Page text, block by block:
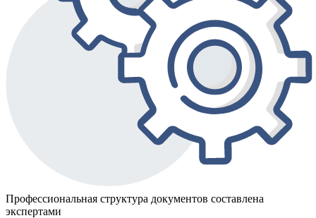
Профессиональная структура документов составлена
экспертами